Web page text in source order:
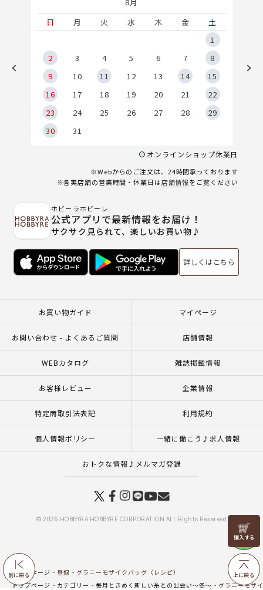
前に戻る
リリヤン
フェア
上に戻る
日
月 火 水 木 金
土
1
2
3 4 5 6 7
8
9
10 11 12 13 14
15
16
17 18 19 20 21
22
23
24 25 26 27 28
29
30
31
オンラインショップ休業日
※Webからのご注文は、24時間承っております
※各実店舗の営業時間・休業日は店舗情報をご覧ください
ホビーラホビーレ
公式アプリで最新情報をお届け！
サクサク見られて、楽しいお買い物♪
詳しくはこちら
お買い物ガイド マイページ
お問い合わせ - よくあるご質問 店舗情報
WEBカタログ 雑誌掲載情報
お客様レビュー 企業情報
特定商取引法表記 利用規約
個人情報ポリシー 一緒に働こう♪求人情報
おトクな情報♪メルマガ登録
© 2026 HOBBYRA HOBBYRE CORPORATION ALL Rights Reserved
トップページ 登録
グラニーモザイクバッグ（レシピ）
トップページ
カテゴリー 毎月ときめく新しい糸との出会い～冬～ グラニーモザ